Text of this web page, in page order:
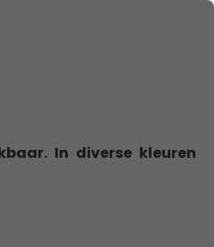
In diverse kleuren